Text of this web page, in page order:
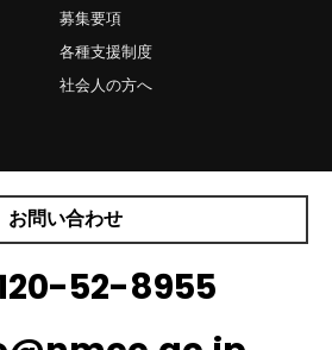
募集要項
各種支援制度
社会人の方へ
お問い合わせ
52-8955